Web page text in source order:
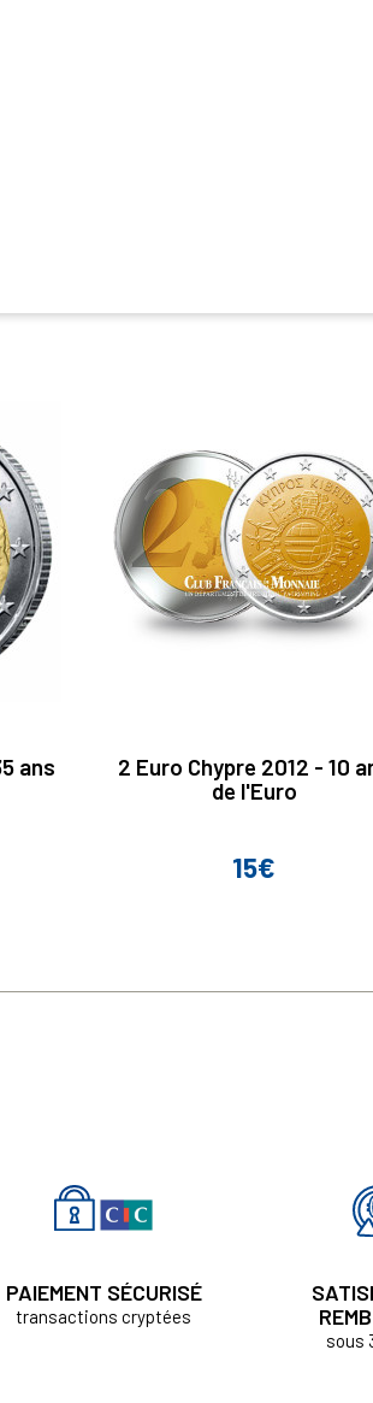
ans
2 Euro Chypre 2012 - 10
de l'Euro
Prix
15€
PAIEMENT SÉCURISÉ
transactions cryptées
sous